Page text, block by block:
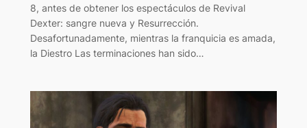
8, antes de obtener los espectáculos de Revival
Dexter: sangre nueva y Resurrección.
Desafortunadamente, mientras la franquicia es amada,
la Diestro Las terminaciones han sido…